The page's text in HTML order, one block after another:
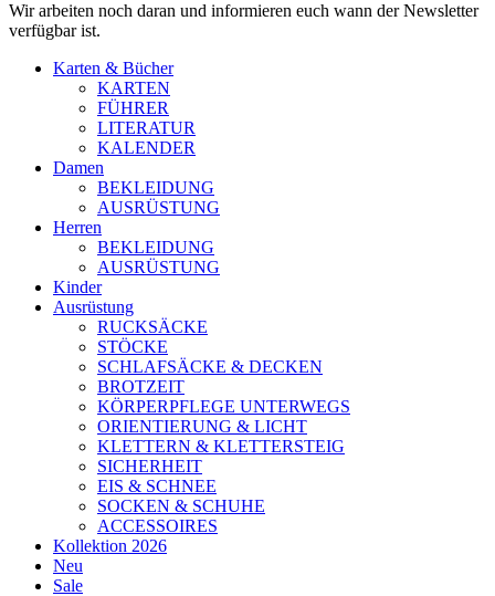
Wir arbeiten noch daran und informieren euch wann der Newsletter
verfügbar ist.
Karten & Bücher
KARTEN
FÜHRER
LITERATUR
KALENDER
Damen
BEKLEIDUNG
AUSRÜSTUNG
Herren
BEKLEIDUNG
AUSRÜSTUNG
Kinder
Ausrüstung
RUCKSÄCKE
STÖCKE
SCHLAFSÄCKE & DECKEN
BROTZEIT
KÖRPERPFLEGE UNTERWEGS
ORIENTIERUNG & LICHT
KLETTERN & KLETTERSTEIG
SICHERHEIT
EIS & SCHNEE
SOCKEN & SCHUHE
ACCESSOIRES
Kollektion 2026
Neu
Sale